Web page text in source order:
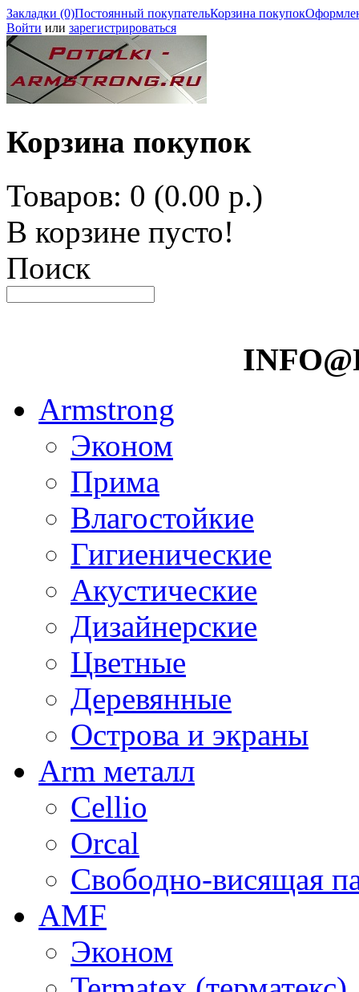
Закладки (0)Постоянный покупательКорзина покупок
Войти или зарегистрироваться
Корзина покупок
Товаров: 0 (0.00 р.)
В корзине пусто!
Поиск
Armstrong
Эконом
Прима
Влагостойкие
Гигиенические
Акустические
Дизайнерские
Цветные
Деревянные
Острова и экраны
Arm металл
Cellio
Orcal
Свободно-висящая
AMF
Эконом